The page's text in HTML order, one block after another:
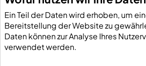
Ein Teil der Daten wird erhoben, um
Bereitstellung der Website zu
Daten können zur Analyse Ihres
verwendet werden.